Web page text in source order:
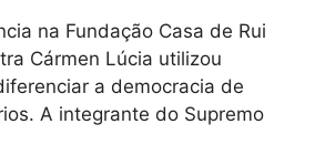
na Fundação Casa de Rui
Cármen Lúcia utilizou
a democracia de
A integrante do Supremo